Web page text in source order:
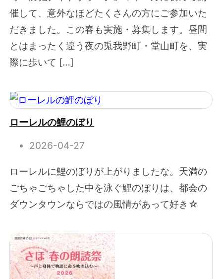
催して、意外なほどたくさんの方にご参加いた
だきました。この春も実施・募集します。昼間
とはまったく違う夜の兎我野町・堂山町を、実
際に歩いて […]
ローレルの鯉のぼり
2026-04-27
ローレルに鯉のぼりが上がりましたな。天満の
ごちゃごちゃした中を泳ぐ鯉のぼりは、都会の
ダウンタウンならではの風情があって好き☆